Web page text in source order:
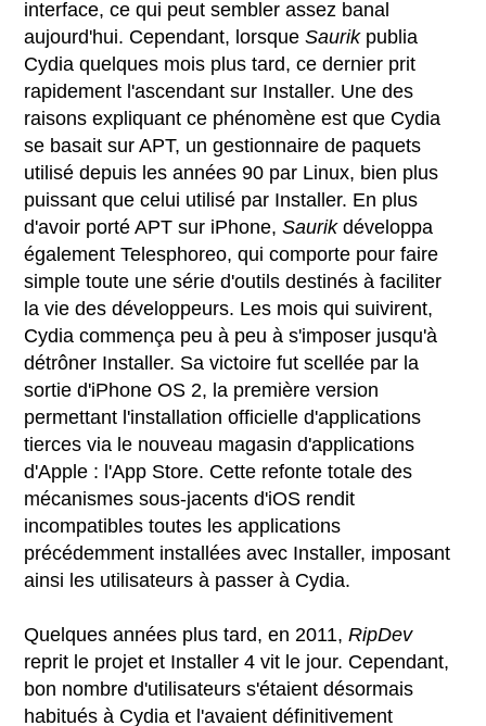
interface, ce qui peut sembler assez banal
aujourd'hui. Cependant, lorsqueSaurikpublia
Cydia quelques mois plus tard, ce dernier prit
rapidement l'ascendant sur Installer. Une des
raisons expliquant ce phénomène est que Cydia
se basait sur APT, un gestionnaire de paquets
utilisé depuis les années 90 par Linux, bien plus
puissant que celui utilisé par Installer. En plus
d'avoir porté APT sur iPhone,Saurikdéveloppa
également Telesphoreo, qui comporte pour faire
simple toute une série d'outils destinés à faciliter
la vie des développeurs. Les mois qui suivirent,
Cydia commença peu à peu à s'imposer jusqu'à
détrôner Installer. Sa victoire fut scellée par la
sortie d'iPhone OS 2, la première version
permettant l'installation officielle d'applications
tierces via le nouveau magasin d'applications
d'Apple : l'App Store. Cette refonte totale des
mécanismes sous-jacents d'iOS rendit
incompatibles toutes les applications
précédemment installées avec Installer, imposant
ainsi les utilisateurs à passer à Cydia.
Quelques années plus tard, en 2011,RipDev
reprit le projet et Installer 4 vit le jour. Cependant,
bon nombre d'utilisateurs s'étaient désormais
habitués à Cydia et l'avaient définitivement